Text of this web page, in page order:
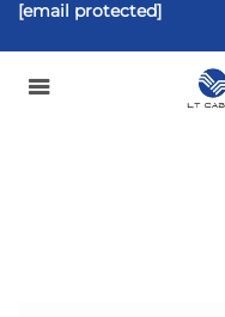
[email protected]